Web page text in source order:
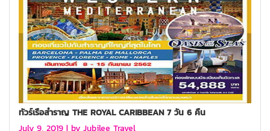
ทัวร์เรือสำราญ THE ROYAL CARIBBEAN 7 วัน 6 คืน
July 9, 2019 | by Jubilee Travel